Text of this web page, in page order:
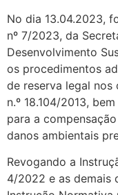
No dia 13.04.2023,
nº 7/2023, da
Desenvolvimento
os procedimentos
de reserva legal
n.º 18.104/2013,
para a
danos ambientais
Revogando a
4/2022 e as demais